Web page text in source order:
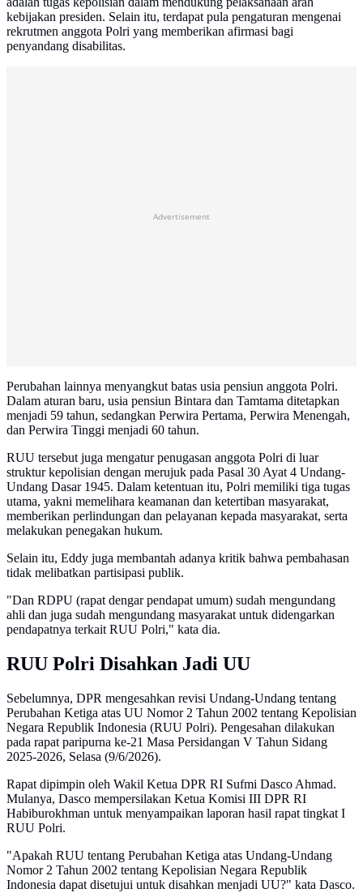
kebijakan presiden. Selain itu, terdapat pula pengaturan mengenai
rekrutmen anggota Polri yang memberikan afirmasi bagi
penyandang disabilitas.
Advertisement
Perubahan lainnya menyangkut batas usia pensiun anggota Polri.
Dalam aturan baru, usia pensiun Bintara dan Tamtama ditetapkan
menjadi 59 tahun, sedangkan Perwira Pertama, Perwira Menengah,
dan Perwira Tinggi menjadi 60 tahun.
RUU tersebut juga mengatur penugasan anggota Polri di luar
struktur kepolisian dengan merujuk pada Pasal 30 Ayat 4 Undang-
Undang Dasar 1945. Dalam ketentuan itu, Polri memiliki tiga tugas
utama, yakni memelihara keamanan dan ketertiban masyarakat,
memberikan perlindungan dan pelayanan kepada masyarakat, serta
melakukan penegakan hukum.
Selain itu, Eddy juga membantah adanya kritik bahwa pembahasan
tidak melibatkan partisipasi publik.
"Dan RDPU (rapat dengar pendapat umum) sudah mengundang
ahli dan juga sudah mengundang masyarakat untuk didengarkan
pendapatnya terkait RUU Polri," kata dia.
RUU Polri Disahkan Jadi UU
Sebelumnya, DPR mengesahkan revisi Undang-Undang tentang
Perubahan Ketiga atas UU Nomor 2 Tahun 2002 tentang Kepolisian
Negara Republik Indonesia (RUU Polri). Pengesahan dilakukan
pada rapat paripurna ke-21 Masa Persidangan V Tahun Sidang
2025-2026, Selasa (9/6/2026).
Rapat dipimpin oleh Wakil Ketua DPR RI Sufmi Dasco Ahmad.
Mulanya, Dasco mempersilakan Ketua Komisi III DPR RI
Habiburokhman untuk menyampaikan laporan hasil rapat tingkat I
RUU Polri.
"Apakah RUU tentang Perubahan Ketiga atas Undang-Undang
Nomor 2 Tahun 2002 tentang Kepolisian Negara Republik
Indonesia dapat disetujui untuk disahkan menjadi UU?" kata Dasco.